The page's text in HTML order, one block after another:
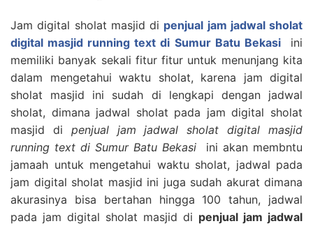
Jam digital sholat masjid di penjual jam jadwal sholat
digital masjid running text di Sumur Batu Bekasi
ini
memiliki banyak sekali fitur fitur untuk menunjang kita
dalam mengetahui waktu sholat, karena jam digital
sholat masjid ini sudah di lengkapi dengan jadwal
sholat, dimana jadwal sholat pada jam digital sholat
masjid di penjual jam jadwal sholat digital masjid
running text di Sumur Batu Bekasi ini akan membntu
jamaah untuk mengetahui waktu sholat, jadwal pada
jam digital sholat masjid ini juga sudah akurat dimana
akurasinya bisa bertahan hingga 100 tahun, jadwal
pada jam digital sholat masjid di penjual jam jadwal